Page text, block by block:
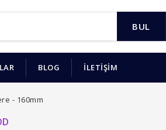
BUL
BLOG İLETİŞİM
- 160mm